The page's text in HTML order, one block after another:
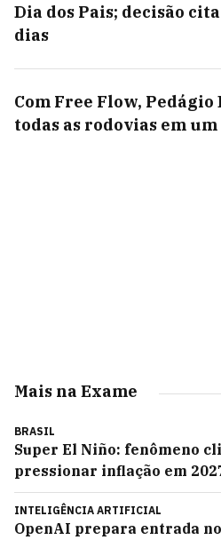
Dia dos Pais; decisão
dias
Com Free Flow,
todas as rodovias em
Mais na Exame
BRASIL
Super El Niño: fenômeno
pressionar inflação em
INTELIGÊNCIA ARTIFICIAL
OpenAI prepara entrada